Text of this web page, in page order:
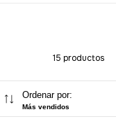
15 productos
Ordenar por:
Más vendidos